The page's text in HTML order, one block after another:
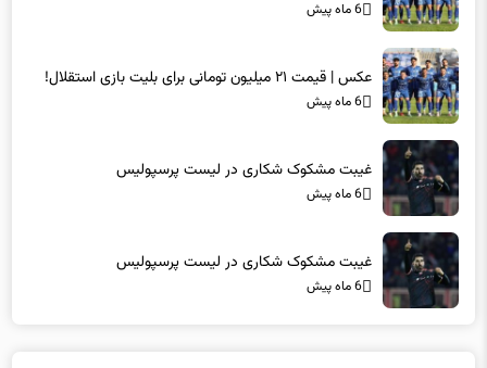
6 ماه پیش
عکس | قیمت ۲۱ میلیون تومانی برای بلیت بازی استقلال!
6 ماه پیش
غیبت مشکوک شکاری در لیست پرسپولیس
6 ماه پیش
غیبت مشکوک شکاری در لیست پرسپولیس
6 ماه پیش